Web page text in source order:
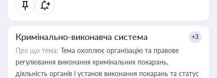
Кримінально-виконавча система +3
Про що тема: Тема охоплює організацію та правове
регулювання виконання кримінальних покарань,
діяльність органів і установ виконання покарань та статус